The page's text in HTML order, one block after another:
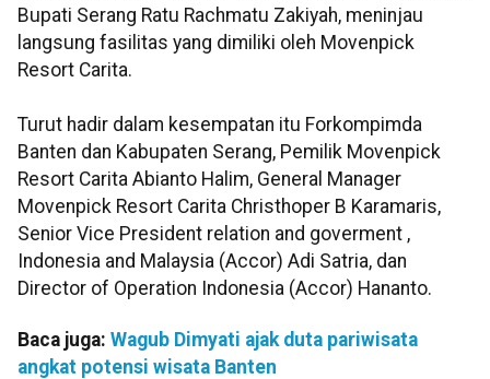
Bupati Serang Ratu Rachmatu Zakiyah, meninjau
langsung fasilitas yang dimiliki oleh Movenpick
Resort Carita.
Turut hadir dalam kesempatan itu Forkompimda
Banten dan Kabupaten Serang, Pemilik Movenpick
Resort Carita Abianto Halim, General Manager
Movenpick Resort Carita Christhoper B Karamaris,
Senior Vice President relation and goverment ,
Indonesia and Malaysia (Accor) Adi Satria, dan
Director of Operation Indonesia (Accor) Hananto.
Baca juga: Wagub Dimyati ajak duta pariwisata
angkat potensi wisata Banten